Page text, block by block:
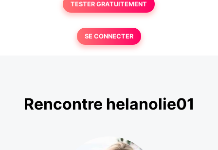
TESTER GRATUITEMENT
SE CONNECTER
Rencontre helanolie01